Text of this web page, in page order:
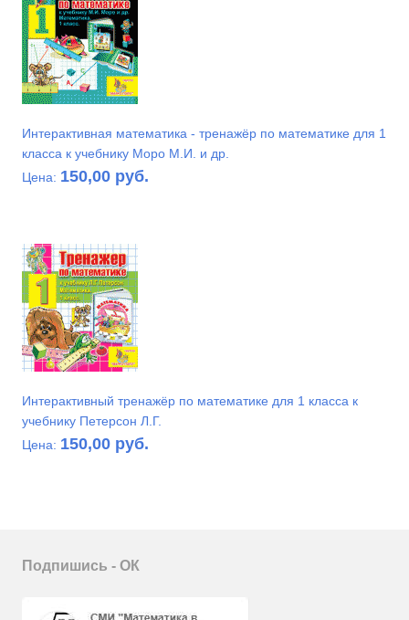
Интерактивная математика - тренажёр по математике для 1
класса к учебнику Моро М.И. и др.
Цена: 150,00 руб.
Интерактивный тренажёр по математике для 1 класса к
учебнику Петерсон Л.Г.
Цена: 150,00 руб.
Подпишись - ОК